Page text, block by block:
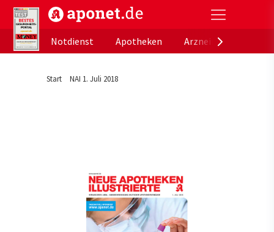
aponet.de - Das offizielle Gesundheitsportal der
Notdienst
Apotheken
Start NAI 1. Juli 2018